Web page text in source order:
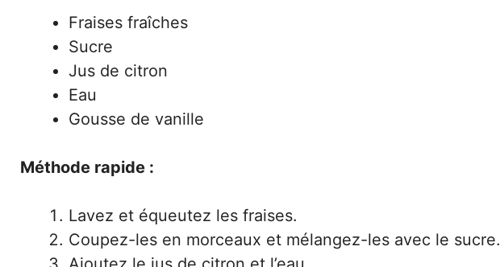
Fraises fraîches
Sucre
Jus de citron
Eau
Gousse de vanille
Méthode rapide :
Lavez et équeutez les fraises.
Coupez-les en morceaux et mélangez-les avec le sucre.